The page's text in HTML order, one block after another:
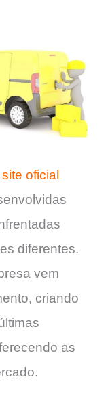
oficial
diferentes.
vem
criando
as